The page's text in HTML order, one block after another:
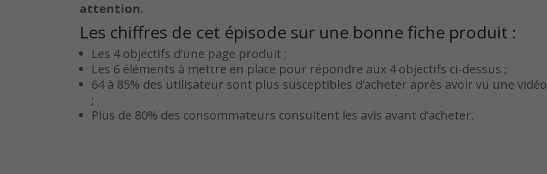
attention.
Les chiffres de cet épisode sur une bonne fiche produit :
Les 4 objectifs d’une page produit ;
Les 6 éléments à mettre en place pour répondre aux 4 objectifs ci-dessus ;
64 à 85% des utilisateur sont plus susceptibles d’acheter après avoir vu une vidéo
;
Plus de 80% des consommateurs consultent les avis avant d’acheter.